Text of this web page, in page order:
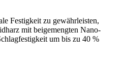
Festigkeit zu gewährleisten,
mit beigemengten Nano­
um bis zu 40 %